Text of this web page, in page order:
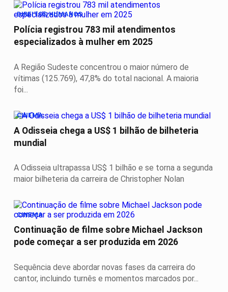
DIREITOS HUMANOS
Polícia registrou 783 mil atendimentos
especializados à mulher em 2025
A Região Sudeste concentrou o maior número de
vítimas (125.769), 47,8% do total nacional. A maioria
foi...
CINEMA
A Odisseia chega a US$ 1 bilhão de bilheteria
mundial
A Odisseia ultrapassa US$ 1 bilhão e se torna a segunda
maior bilheteria da carreira de Christopher Nolan
CINEMA
Continuação de filme sobre Michael Jackson
pode começar a ser produzida em 2026
Sequência deve abordar novas fases da carreira do
cantor, incluindo turnês e momentos marcados por...